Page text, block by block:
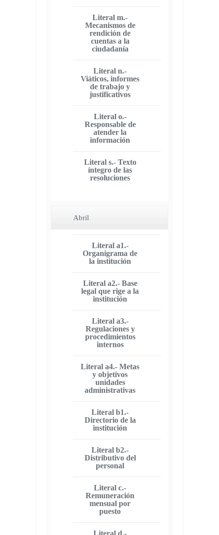
Literal m.-
Mecanismos de
rendición de
cuentas a la
ciudadanía
Literal n.-
Viáticos, informes
de trabajo y
justificativos
Literal o.-
Responsable de
atender la
información
Literal s.- Texto
íntegro de las
resoluciones
Abril
Literal a1.-
Organigrama de
la institución
Literal a2.- Base
legal que rige a la
institución
Literal a3.-
Regulaciones y
procedimientos
internos
Literal a4.- Metas
y objetivos
unidades
administrativas
Literal b1.-
Directorio de la
institución
Literal b2.-
Distributivo del
personal
Literal c.-
Remuneración
mensual por
puesto
Literal d.-